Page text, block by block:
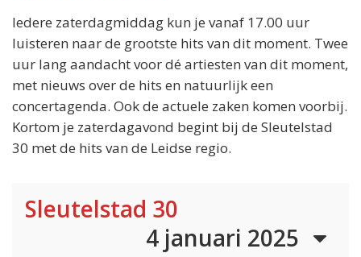
Iedere zaterdagmiddag kun je vanaf 17.00 uur
luisteren naar de grootste hits van dit moment. Twee
uur lang aandacht voor dé artiesten van dit moment,
met nieuws over de hits en natuurlijk een
concertagenda. Ook de actuele zaken komen voorbij.
Kortom je zaterdagavond begint bij de Sleutelstad
30 met de hits van de Leidse regio.
Sleutelstad 30
4 januari 2025